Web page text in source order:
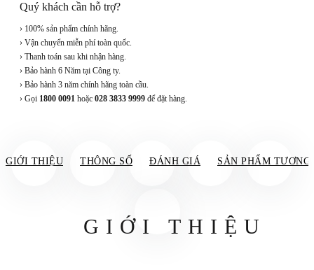
Quý khách cần hỗ trợ?
› 100% sản phẩm chính hãng.
› Vận chuyển miễn phí toàn quốc.
› Thanh toán sau khi nhận hàng.
› Bảo hành 6 Năm tại Công ty.
› Bảo hành 3 năm chính hãng toàn cầu.
› Gọi 1800 0091 hoặc 028 3833 9999 để đặt hàng.
GIỚI THIỆU THÔNG SỐ ĐÁNH GIÁ SẢN PHẨM TƯƠNG
GIỚI THIỆU